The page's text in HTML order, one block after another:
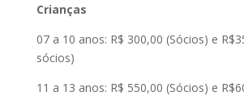
Crianças
07 a 10 anos: R$ 300,00 (Sócios) e
sócios)
11 a 13 anos: R$ 550,00 (Sócios) e